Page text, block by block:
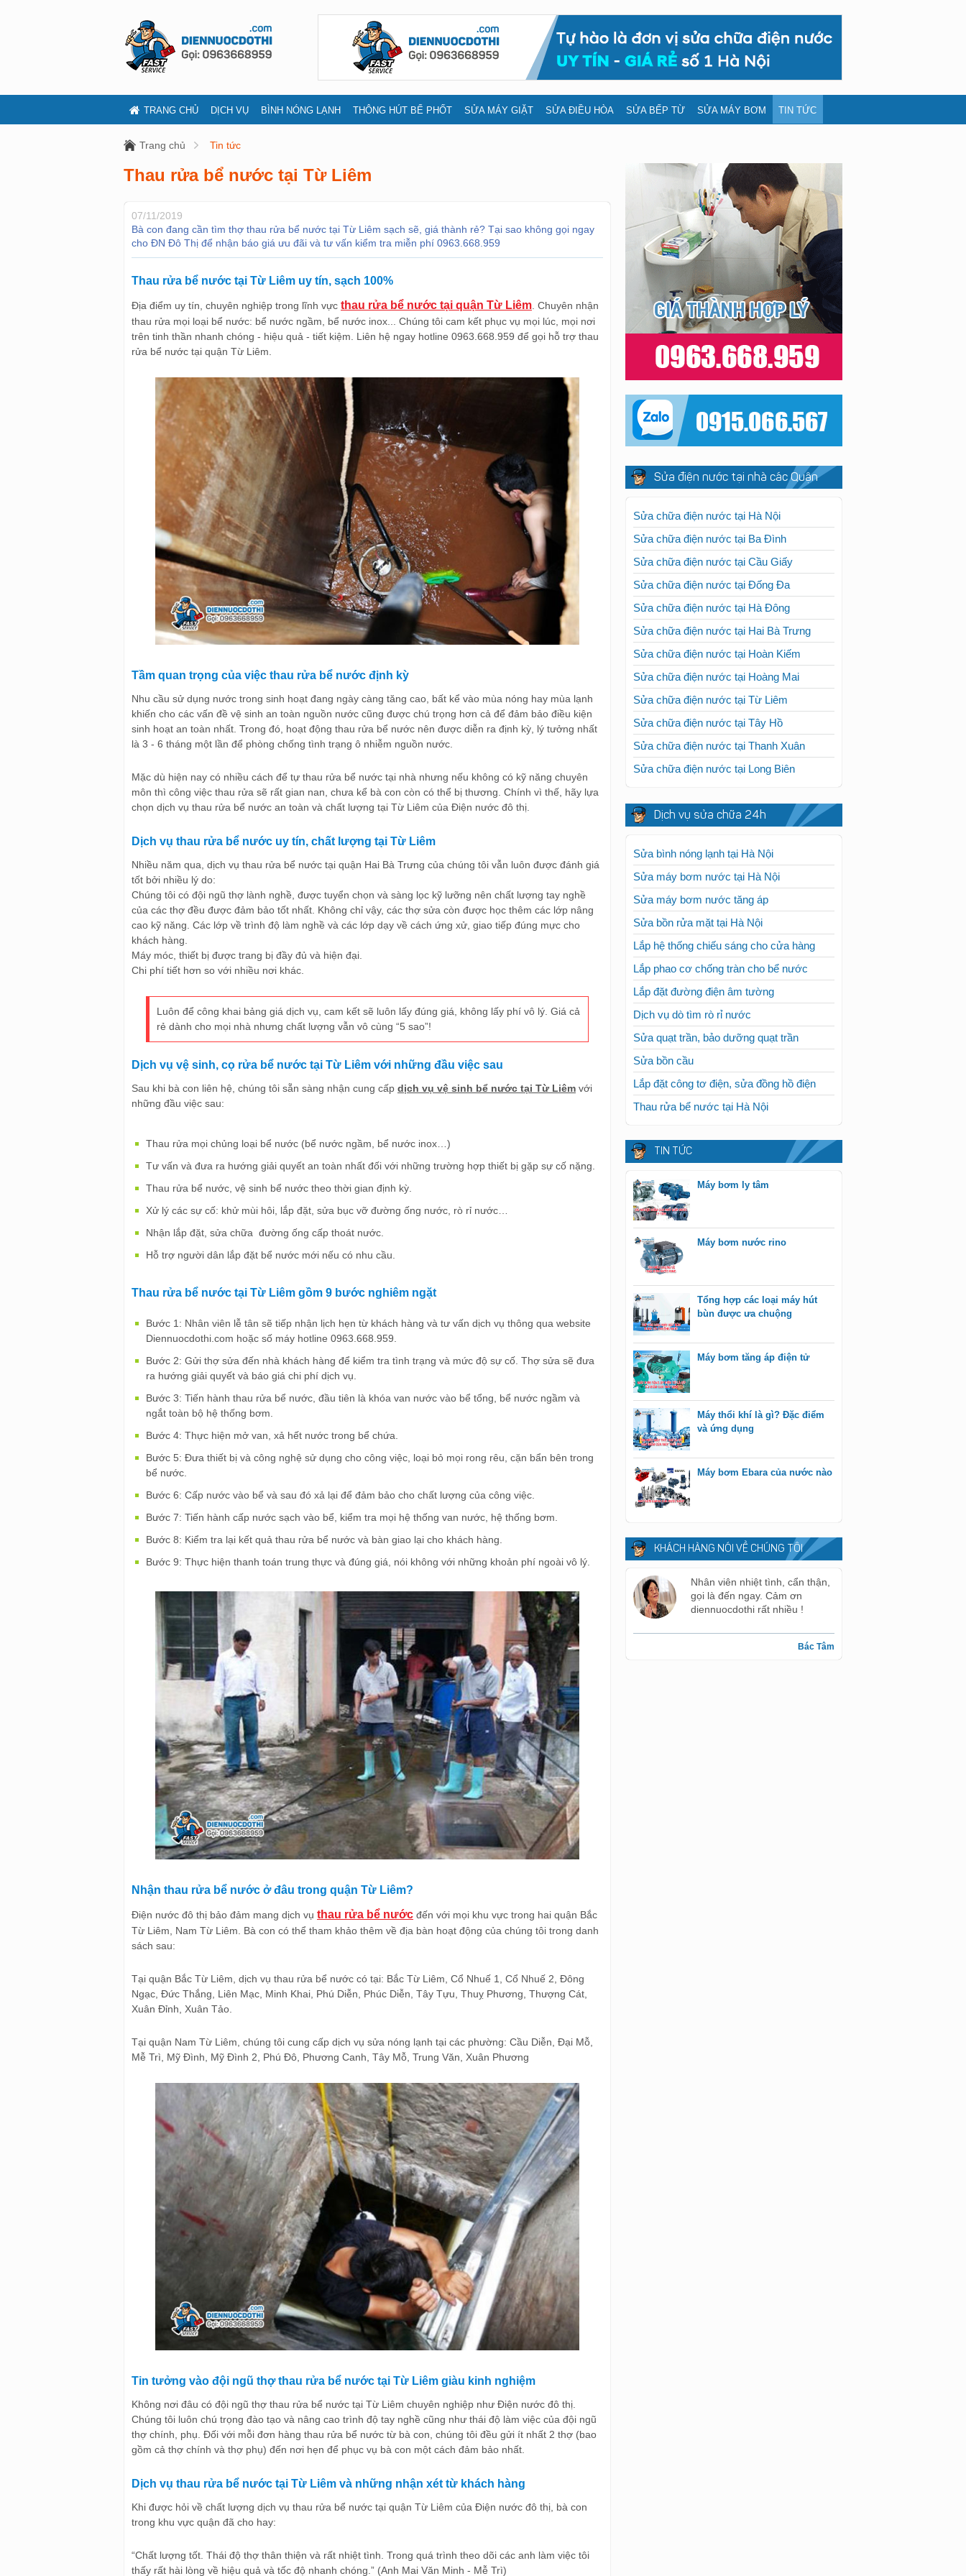
TRANG CHỦ DỊCH VỤ BÌNH NÓNG LẠNH THÔNG HÚT BỂ PHỐT SỬA MÁY GIẶT SỬA ĐIỀU HÒA SỬA BẾP TỪ SỬA MÁY BƠM TIN TỨC
Trang chủ Tin tức
Thau rửa bể nước tại Từ Liêm
07/11/2019
Bà con đang cần tìm thợ thau rửa bể nước tại Từ Liêm sạch sẽ, giá thành rẻ? Tại sao không gọi ngay
cho ĐN Đô Thị để nhận báo giá ưu đãi và tư vấn kiểm tra miễn phí 0963.668.959
Thau rửa bể nước tại Từ Liêm uy tín, sạch 100%
Địa điểm uy tín, chuyên nghiệp trong lĩnh vực thau rửa bể nước tại quận Từ Liêm . Chuyên nhận
thau rửa mọi loại bể nước: bể nước ngầm, bể nước inox... Chúng tôi cam kết phục vụ mọi lúc, mọi nơi
trên tinh thần nhanh chóng - hiệu quả - tiết kiệm. Liên hệ ngay hotline 0963.668.959 để gọi hỗ trợ thau
rửa bể nước tại quận Từ Liêm.
Tầm quan trọng của việc thau rửa bể nước định kỳ
Nhu cầu sử dụng nước trong sinh hoạt đang ngày càng tăng cao, bất kể vào mùa nóng hay mùa lạnh
khiến cho các vấn đề vệ sinh an toàn nguồn nước cũng được chú trọng hơn cả để đảm bảo điều kiện
sinh hoạt an toàn nhất. Trong đó, hoạt động thau rửa bể nước nên được diễn ra định kỳ, lý tưởng nhất
là 3 - 6 tháng một lần để phòng chống tình trạng ô nhiễm nguồn nước.
Mặc dù hiện nay có nhiều cách để tự thau rửa bể nước tại nhà nhưng nếu không có kỹ năng chuyên
môn thì công việc thau rửa sẽ rất gian nan, chưa kể bà con còn có thể bị thương. Chính vì thế, hãy lựa
chọn dịch vụ thau rửa bể nước an toàn và chất lượng tại Từ Liêm của Điện nước đô thị.
Dịch vụ thau rửa bể nước uy tín, chất lượng tại Từ Liêm
Nhiều năm qua, dịch vụ thau rửa bể nước tại quận Hai Bà Trưng của chúng tôi vẫn luôn được đánh giá
tốt bởi nhiều lý do:
Chúng tôi có đội ngũ thợ lành nghề, được tuyển chọn và sàng lọc kỹ lưỡng nên chất lượng tay nghề
của các thợ đều được đảm bảo tốt nhất. Không chỉ vậy, các thợ sửa còn được học thêm các lớp nâng
cao kỹ năng. Các lớp về trình độ làm nghề và các lớp dạy về cách ứng xử, giao tiếp đúng mực cho
khách hàng.
Máy móc, thiết bị được trang bị đầy đủ và hiện đại.
Chi phí tiết hơn so với nhiều nơi khác.
Luôn để công khai bảng giá dịch vụ, cam kết sẽ luôn lấy đúng giá, không lấy phí vô lý. Giá cả
rẻ dành cho mọi nhà nhưng chất lượng vẫn vô cùng “5 sao”!
Dịch vụ vệ sinh, cọ rửa bể nước tại Từ Liêm với những đầu việc sau
Sau khi bà con liên hệ, chúng tôi sẵn sàng nhận cung cấp dịch vụ vệ sinh bể nước tại Từ Liêm với
những đầu việc sau:
Thau rửa mọi chủng loại bể nước (bể nước ngầm, bể nước inox…)
Tư vấn và đưa ra hướng giải quyết an toàn nhất đối với những trường hợp thiết bị gặp sự cố nặng.
Thau rửa bể nước, vệ sinh bể nước theo thời gian định kỳ.
Xử lý các sự cố: khử mùi hôi, lắp đặt, sửa bục vỡ đường ống nước, rò rỉ nước…
Nhận lắp đặt, sửa chữa đường ống cấp thoát nước.
Hỗ trợ người dân lắp đặt bể nước mới nếu có nhu cầu.
Thau rửa bể nước tại Từ Liêm gồm 9 bước nghiêm ngặt
Bước 1: Nhân viên lễ tân sẽ tiếp nhận lịch hẹn từ khách hàng và tư vấn dịch vụ thông qua website
Diennuocdothi.com hoặc số máy hotline 0963.668.959.
Bước 2: Gửi thợ sửa đến nhà khách hàng để kiểm tra tình trạng và mức độ sự cố. Thợ sửa sẽ đưa
ra hướng giải quyết và báo giá chi phí dịch vụ.
Bước 3: Tiến hành thau rửa bể nước, đầu tiên là khóa van nước vào bể tổng, bể nước ngầm và
ngắt toàn bộ hệ thống bơm.
Bước 4: Thực hiện mở van, xả hết nước trong bể chứa.
Bước 5: Đưa thiết bị và công nghệ sử dụng cho công việc, loại bỏ mọi rong rêu, cặn bẩn bên trong
bể nước.
Bước 6: Cấp nước vào bể và sau đó xả lại để đảm bảo cho chất lượng của công việc.
Bước 7: Tiến hành cấp nước sạch vào bể, kiểm tra mọi hệ thống van nước, hệ thống bơm.
Bước 8: Kiểm tra lại kết quả thau rửa bể nước và bàn giao lại cho khách hàng.
Bước 9: Thực hiện thanh toán trung thực và đúng giá, nói không với những khoản phí ngoài vô lý.
Nhận thau rửa bể nước ở đâu trong quận Từ Liêm?
Điện nước đô thị bảo đảm mang dịch vụ thau rửa bể nước đến với mọi khu vực trong hai quận Bắc
Từ Liêm, Nam Từ Liêm. Bà con có thể tham khảo thêm về địa bàn hoạt động của chúng tôi trong danh
sách sau:
Tại quận Bắc Từ Liêm, dịch vụ thau rửa bể nước có tại: Bắc Từ Liêm, Cổ Nhuế 1, Cổ Nhuế 2, Đông
Ngạc, Đức Thắng, Liên Mạc, Minh Khai, Phú Diễn, Phúc Diễn, Tây Tựu, Thuỵ Phương, Thượng Cát,
Xuân Đỉnh, Xuân Tảo.
Tại quận Nam Từ Liêm, chúng tôi cung cấp dịch vụ sửa nóng lạnh tại các phường: Cầu Diễn, Đại Mỗ,
Mễ Trì, Mỹ Đình, Mỹ Đình 2, Phú Đô, Phương Canh, Tây Mỗ, Trung Văn, Xuân Phương
Tin tưởng vào đội ngũ thợ thau rửa bể nước tại Từ Liêm giàu kinh nghiệm
Không nơi đâu có đội ngũ thợ thau rửa bể nước tại Từ Liêm chuyên nghiệp như Điện nước đô thị.
Chúng tôi luôn chú trọng đào tạo và nâng cao trình độ tay nghề cũng như thái độ làm việc của đội ngũ
thợ chính, phụ. Đối với mỗi đơn hàng thau rửa bể nước từ bà con, chúng tôi đều gửi ít nhất 2 thợ (bao
gồm cả thợ chính và thợ phụ) đến nơi hẹn để phục vụ bà con một cách đảm bảo nhất.
Dịch vụ thau rửa bể nước tại Từ Liêm và những nhận xét từ khách hàng
Khi được hỏi về chất lượng dịch vụ thau rửa bể nước tại quận Từ Liêm của Điện nước đô thị, bà con
trong khu vực quận đã cho hay:
“Chất lượng tốt. Thái độ thợ thân thiện và rất nhiệt tình. Trong quá trình theo dõi các anh làm việc tôi
thấy rất hài lòng về hiệu quả và tốc độ nhanh chóng.” (Anh Mai Văn Minh - Mễ Trì)
Sửa điện nước tại nhà các Quận
Sửa chữa điện nước tại Hà Nội
Sửa chữa điện nước tại Ba Đình
Sửa chữa điện nước tại Cầu Giấy
Sửa chữa điện nước tại Đống Đa
Sửa chữa điện nước tại Hà Đông
Sửa chữa điện nước tại Hai Bà Trưng
Sửa chữa điện nước tại Hoàn Kiếm
Sửa chữa điện nước tại Hoàng Mai
Sửa chữa điện nước tại Từ Liêm
Sửa chữa điện nước tại Tây Hồ
Sửa chữa điện nước tại Thanh Xuân
Sửa chữa điện nước tại Long Biên
Dịch vụ sửa chữa 24h
Sửa bình nóng lạnh tại Hà Nội
Sửa máy bơm nước tại Hà Nội
Sửa máy bơm nước tăng áp
Sửa bồn rửa mặt tại Hà Nội
Lắp hệ thống chiếu sáng cho cửa hàng
Lắp phao cơ chống tràn cho bể nước
Lắp đặt đường điện âm tường
Dịch vụ dò tìm rò rỉ nước
Sửa quạt trần, bảo dưỡng quạt trần
Sửa bồn cầu
Lắp đặt công tơ điện, sửa đồng hồ điện
Thau rửa bể nước tại Hà Nội
TIN TỨC
Máy bơm ly tâm
Máy bơm nước rino
Tổng hợp các loại máy hút
bùn được ưa chuộng
Máy bơm tăng áp điện tử
Máy thổi khí là gì? Đặc điểm
và ứng dụng
Máy bơm Ebara của nước nào
KHÁCH HÀNG NÓI VỀ CHÚNG TÔI
Nhân viên nhiệt tình, cẩn thận,
gọi là đến ngay. Cảm ơn
diennuocdothi rất nhiều !
Bác Tâm